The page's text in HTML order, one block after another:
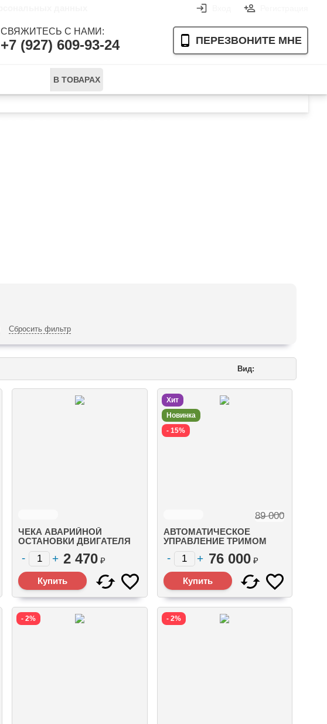
СВЯЖИТЕСЬ С НАМИ:
+7 (927) 609-93-24 ПЕРЕЗВОНИТЕ МНЕ
В ТОВАРАХ
Сбросить фильтр
Вид:
ЧЕКА АВАРИЙНОЙ
ОСТАНОВКИ ДВИГАТЕЛЯ
(MERCURY/TOHATSU)
(823054Q) 2 470 ₽
Хит
Новинка
- 15%
АВТОМАТИЧЕСКОЕ
УПРАВЛЕНИЕ ТРИМОМ
(ACTIVE TRIM) МОТОРЫ С
DTS (ОТ 1 ДО 4 МОТОРОВ)
(8M0111544)
89 000
76 000 ₽
- 2% - 2%